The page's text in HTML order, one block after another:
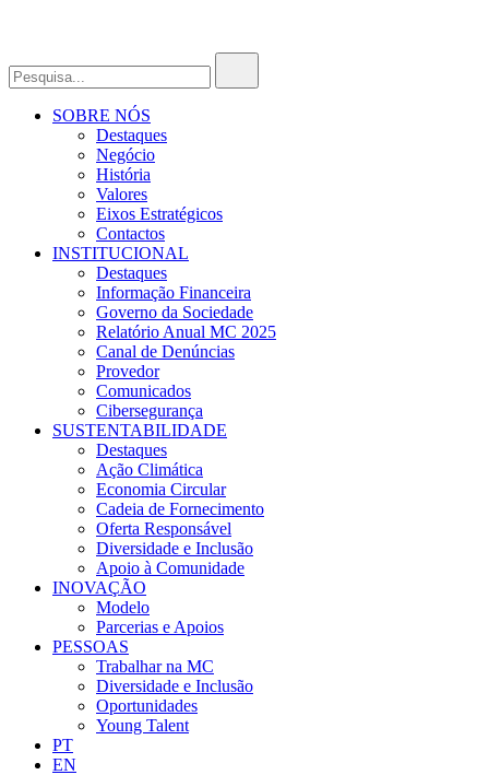
SOBRE NÓS
Destaques
Negócio
História
Valores
Eixos Estratégicos
Contactos
INSTITUCIONAL
Destaques
Informação Financeira
Governo da Sociedade
Relatório Anual MC 2025
Canal de Denúncias
Provedor
Comunicados
Cibersegurança
SUSTENTABILIDADE
Destaques
Ação Climática
Economia Circular
Cadeia de Fornecimento
Oferta Responsável
Diversidade e Inclusão
Apoio à Comunidade
INOVAÇÃO
Modelo
Parcerias e Apoios
PESSOAS
Trabalhar na MC
Diversidade e Inclusão
Oportunidades
Young Talent
PT
EN